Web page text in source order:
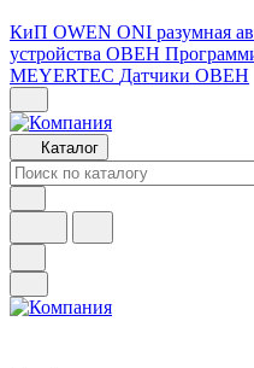
КиП OWEN ONI разумная
устройства ОВЕН
MEYERTEC Датчики ОВЕН
Каталог